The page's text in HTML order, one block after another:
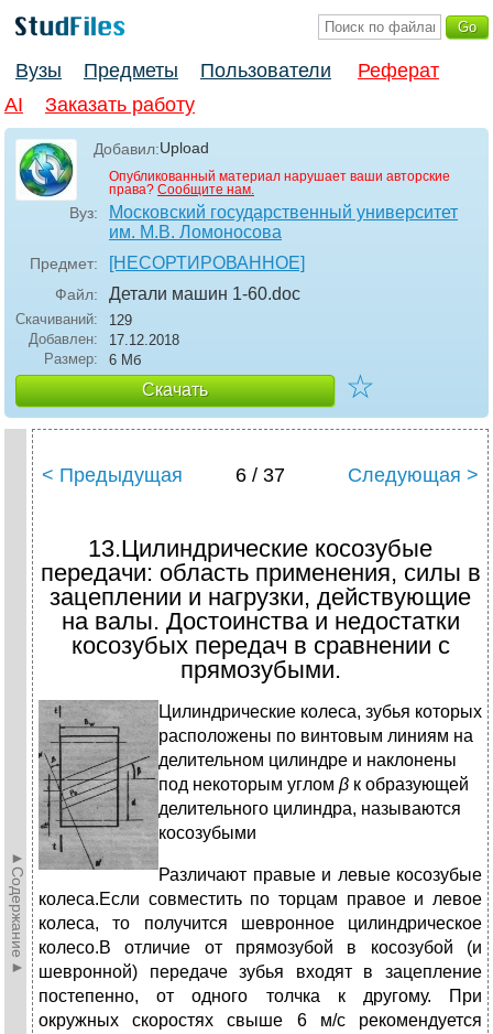
Вузы Предметы Пользователи
Реферат
AI
Заказать работу
Добавил:Upload
Опубликованный материал нарушает ваши авторские
права? Сообщите нам.
Вуз:
Московский государственный университет
им. М.В. Ломоносова
Предмет: [НЕСОРТИРОВАННОЕ]
Файл: Детали машин 1-60.doc
Скачиваний:
129
Добавлен:
17.12.2018
Размер:
6 Мб
Скачать ☆
►Содержание►
< Предыдущая 6 / 37 Следующая >
13.Цилиндрические косозубые
передачи: область применения, силы в
зацеплении и нагрузки, действующие
на валы. Достоинства и недостатки
косозубых передач в сравнении с
прямозубыми.
Ц илиндрические колеса, зубья которых
расположены по винтовым линиям на
делительном цилиндре и наклонены
под некоторым углом β к образующей
делительного цилиндра, называются
косозубыми
Различают правые и левые косозубые
колеса.Если совместить по торцам правое и левое
колеса, то получится шевронное цилиндрическое
колесо.В отличие от прямозубой в косозубой (и
шевронной) передаче зубья входят в зацепление
постепенно, от одного толчка к другому. При
окружных скоростях свыше 6 м/с рекомендуется